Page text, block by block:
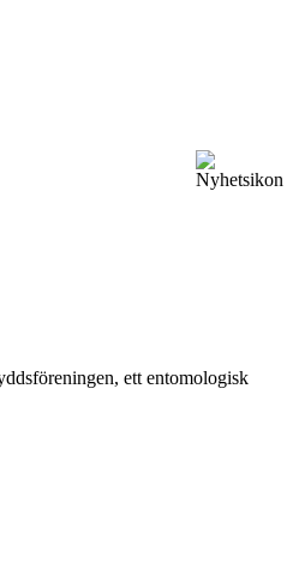
ett entomologisk